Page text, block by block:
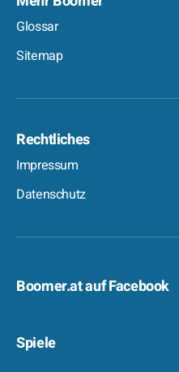
Glossar
Sitemap
Rechtliches
Impressum
Datenschutz
Boomer.at auf Facebook
Spiele